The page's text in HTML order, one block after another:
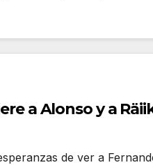
a Alonso y a
de ver a